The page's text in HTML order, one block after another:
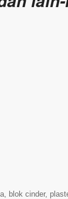
blok cinder,